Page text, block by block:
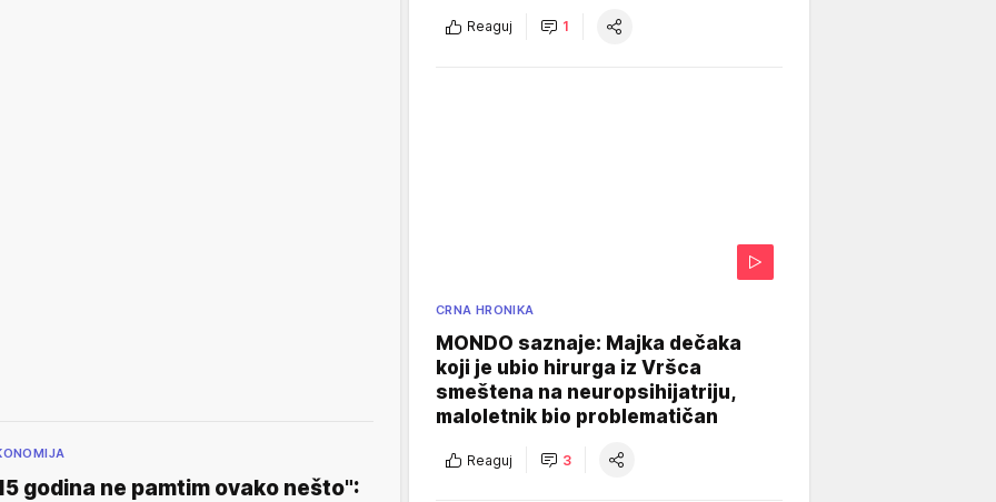
godina ne pamtim ovako nešto":
Reaguj 1
CRNA HRONIKA
MONDO saznaje: Majka dečaka
koji je ubio hirurga iz Vršca
smeštena na neuropsihijatriju,
maloletnik bio problematičan
Reaguj 3